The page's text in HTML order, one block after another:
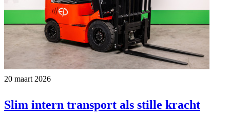
20 maart 2026
Slim intern transport als stille kracht